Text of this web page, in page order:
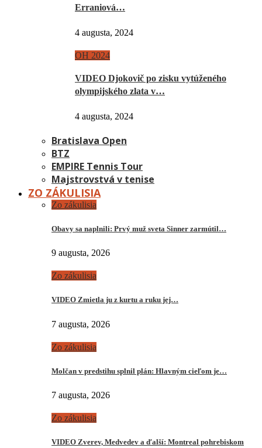
Erraniová…
4 augusta, 2024
OH 2024
VIDEO Djokovič po zisku vytúženého
olympijského zlata v…
4 augusta, 2024
Bratislava Open
BTZ
EMPIRE Tennis Tour
Majstrovstvá v tenise
ZO ZÁKULISIA
Zo zákulisia
Obavy sa naplnili: Prvý muž sveta Sinner zarmútil…
9 augusta, 2026
Zo zákulisia
VIDEO Zmietla ju z kurtu a ruku jej…
7 augusta, 2026
Zo zákulisia
Molčan v predstihu splnil plán: Hlavným cieľom je…
7 augusta, 2026
Zo zákulisia
VIDEO Zverev, Medvedev a ďalší: Montreal pohrebiskom